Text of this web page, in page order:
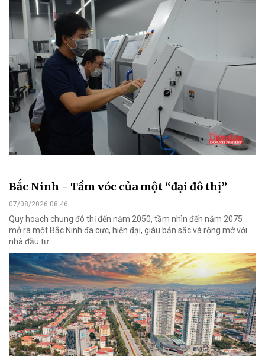
Bắc Ninh - Tầm vóc của một “đại đô thị”
07/08/2026 08:46
Quy hoạch chung đô thị đến năm 2050, tầm nhìn đến năm 2075
mở ra một Bắc Ninh đa cực, hiện đại, giàu bản sắc và rộng mở với
nhà đầu tư.